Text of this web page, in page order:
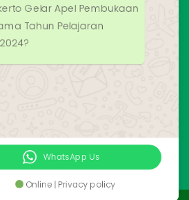
Gelar Apel Pembukaan
Tahun Pelajaran
WhatsApp Us
Online | Privacy policy